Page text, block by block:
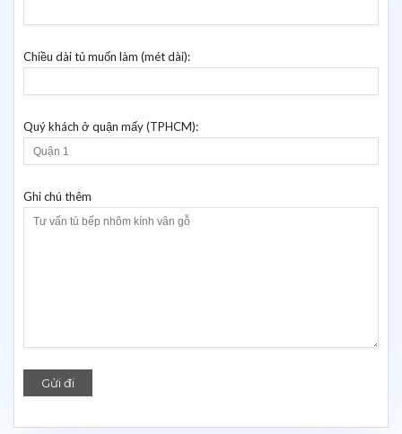
Chiều dài tủ muốn làm (mét dài):
Quý khách ở quận mấy (TPHCM):
Ghi chú thêm